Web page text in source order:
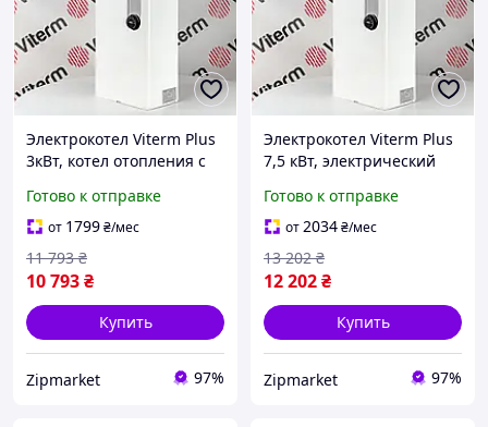
Электрокотел Viterm Plus
3кВт, котел отопления с
для дома и дачи
Готово к отправке
от 1799₴/мес
10 793₴
11 793 ₴
Купить
Zipmarket 97%
Электрокотел Viterm Plus
7,5 кВт, электрический
отопления дома
Готово к отправке
от2034₴/мес
12 202₴
13 202 ₴
Купить
Zipmarket 97%